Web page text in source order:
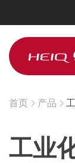
Breadcrumb
首页 产品
工业